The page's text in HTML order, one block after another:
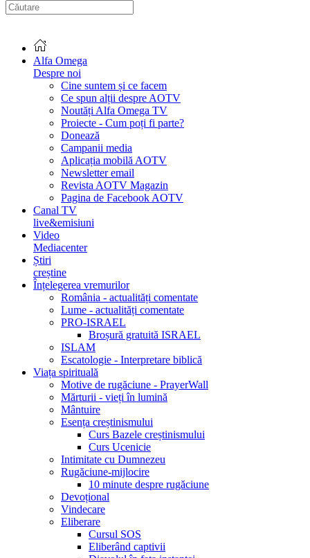
Alfa Omega
Despre noi
Cine suntem și ce facem
Ce spun alții despre AOTV
Noutăți Alfa Omega TV
Proiecte - Cum poți fi parte?
Donează
Campanii media
Aplicația mobilă AOTV
Newsletter email
Revista AOTV Magazin
Pagina de Facebook AOTV
Canal TV
live&emisiuni
Video
Mediacenter
Știri
creștine
Înțelegerea vremurilor
România - actualități comentate
Lume - actualități comentate
PRO-ISRAEL
Broșură gratuită ISRAEL
ISLAM
Escatologie - Interpretare biblică
Viața spirituală
Motive de rugăciune - PrayerWall
Mărturii - vieți în lumină
Mântuire
Esența creștinismului
Curs Bazele creștinismului
Curs Ucenicie
Intimitate cu Dumnezeu
Rugăciune-mijlocire
10 minute despre rugăciune
Devoțional
Vindecare
Eliberare
Cursul SOS
Eliberând captivii